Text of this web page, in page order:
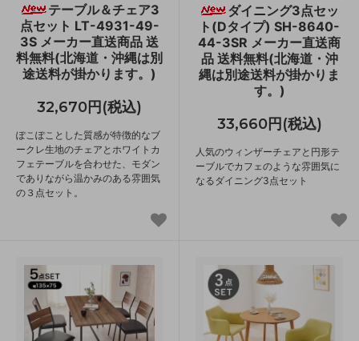
テーブル＆チェア3
点セット LT-4931-49-
3S メーカー直送商品 送
料無料(北海道・沖縄は別
途送料が掛かります。)
32,670円(税込)
ぽこぽことした質感が特徴的なブ
ークレ生地のチェアとホワイトカ
フェテーブルを合わせた、モダン
でありながら温かみのある雰囲気
の３点セット。
ダイニング3点セッ
ト(Dタイプ) SH-8640-
44-3SR メーカー直送商
品 送料無料(北海道・沖
縄は別途送料が掛かりま
す。)
33,660円(税込)
人気のウィンザーチェアと円形テ
ーブルでカフェのような雰囲気に
なるダイニング3点セット